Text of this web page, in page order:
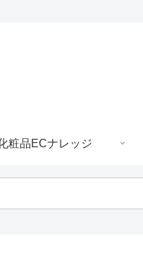
粧品ECナレッジ